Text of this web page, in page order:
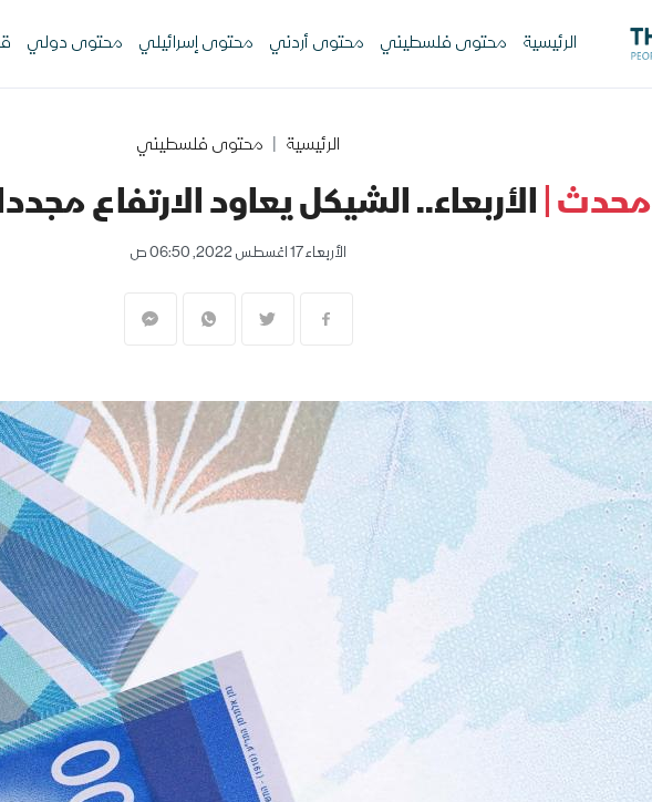
الرئيسية محتوى فلسطيني محتوى أردني محتوى إسرائيلي محتوى دولي
الرئيسية محتوى فلسطيني
محدث |الأربعاء.. الشيكل يعاود الارتفاع
الأربعاء 17 اغسطس 2022, 06:50 ص